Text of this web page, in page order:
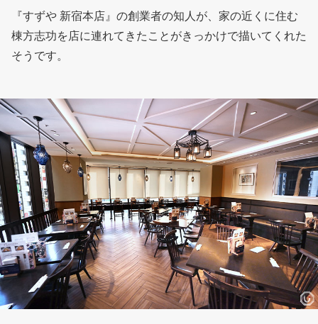
『すずや 新宿本店』の創業者の知人が、家の近くに住む
棟方志功を店に連れてきたことがきっかけで描いてくれた
そうです。